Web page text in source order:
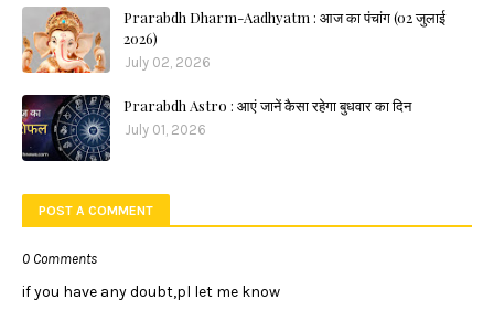
Prarabdh Dharm-Aadhyatm : आज का पंचांग (02 जुलाई
2026)
July 02, 2026
Prarabdh Astro : आएं जानें कैसा रहेगा बुधवार का दिन
July 01, 2026
POST A COMMENT
0 Comments
if you have any doubt,pl let me know